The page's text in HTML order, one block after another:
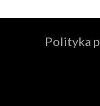
Polityka